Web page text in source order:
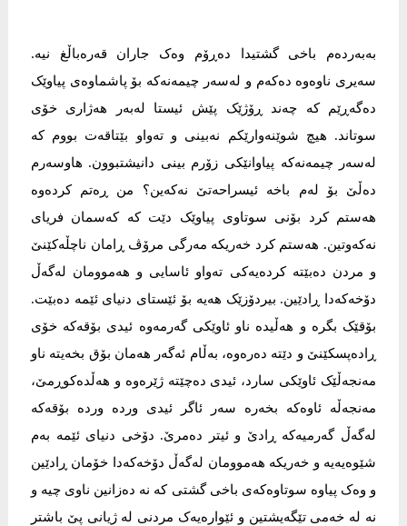
بەبەردەم باخی گشتیدا دەڕۆم وەک جاران قەرەباڵغ نیە.
سەیری ناوەوە دەکەم و لەسەر چیمەنەکە بۆ پاشماوەی پیاوێک
دەگەڕێم کە چەند ڕۆژێک پێش ئیستا لەبەر هەژاری خۆی
سوتاند. هیچ شوێنەوارێکم نەبینی و تەواو بێتاقەت بووم کە
لەسەر چیمەنەکە پیاوانێکی زۆرم بینی دانیشتبوون. هاوسەرم
دەڵێ بۆ لەم باخە ئیسراحەتێ نەکەین؟ من ڕەتم کردەوە
هەستم کرد بۆنی سوتاوی پیاوێک دێت کە کەسمان فریای
نەکەوتین. هەستم کرد خەریکە مەرگی مرۆڤ ڕامان ناچڵەکێنێ
و مردن دەبێتە کردەیەکی تەواو ئاسایی و هەموومان لەگەڵ
دۆخەکەدا ڕادێین. بیردۆزێک هەیە بۆ ئێستای دنیای ئێمە دەبێت.
بۆقێک بگرە و هەڵیدە ناو ئاوێکی گەرمەوە ئیدی بۆقەکە خۆی
ڕادەپسکێنێ و دێتە دەرەوە، بەڵام ئەگەر هەمان بۆق بخەیتە ناو
مەنجەڵێک ئاوێکی سارد، ئیدی دەچێتە ژێرەوە و هەڵدەکوڕمێ،
مەنجەڵە ئاوەکە بخەرە سەر ئاگر ئیدی وردە وردە بۆقەکە
لەگەڵ گەرمیەکە ڕادێ و ئیتر دەمرێ. دۆخی دنیای ئێمە بەم
شێوەیەیە و خەریکە هەموومان لەگەڵ دۆخەکەدا خۆمان ڕادێین
و وەک پیاوە سوتاوەکەی باخی گشتی کە نە دەزانین ناوی چیە و
نە لە خەمی تێگەیشتین و ئێوارەیەک مردنی لە ژیانی پێ باشتر